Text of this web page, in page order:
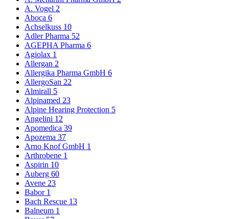
A. Vogel 2
Aboca 6
Achselkuss 10
Adler Pharma 52
AGEPHA Pharma 6
Agiolax 1
Allergan 2
Allergika Pharma GmbH 6
AllergoSan 22
Almirall 5
Alpinamed 23
Alpine Hearing Protection 5
Angelini 12
Apomedica 39
Apozema 37
Arno Knof GmbH 1
Arthrobene 1
Aspirin 10
Auberg 60
Avene 23
Babor 1
Bach Rescue 13
Balneum 1